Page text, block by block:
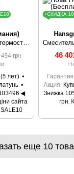
Душевая система с термостатом HANSGROHE RAINDANCE 27113400
грн
лет)
◀
сайта
+СКИДКА
46
Гарантия
Акция
Знижка
грн.
еще 10